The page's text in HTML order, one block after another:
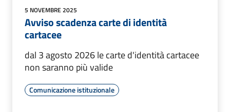
5 NOVEMBRE 2025
Avviso scadenza carte di identità
cartacee
dal 3 agosto 2026 le carte d'identità cartacee
non saranno più valide
Comunicazione istituzionale